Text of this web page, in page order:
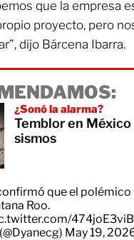
que la empresa
proyecto, pero
dijo Bárcena Ibarra.
¿Sonó la alarma?
Temblor en México
sismos
que el
Roo.
474joE3viB
May 19,